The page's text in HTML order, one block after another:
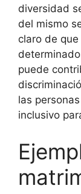
diversidad
del mismo
claro de
puede
las
inclusivo